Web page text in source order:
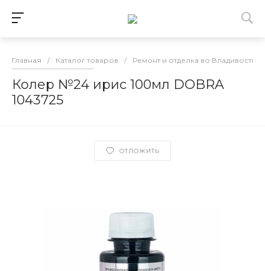
Главная / Каталог товаров / Ремонт и отделка во Владивостоке
Колер №24 ирис 100мл DOBRA
1043725
ОТЛОЖИТЬ